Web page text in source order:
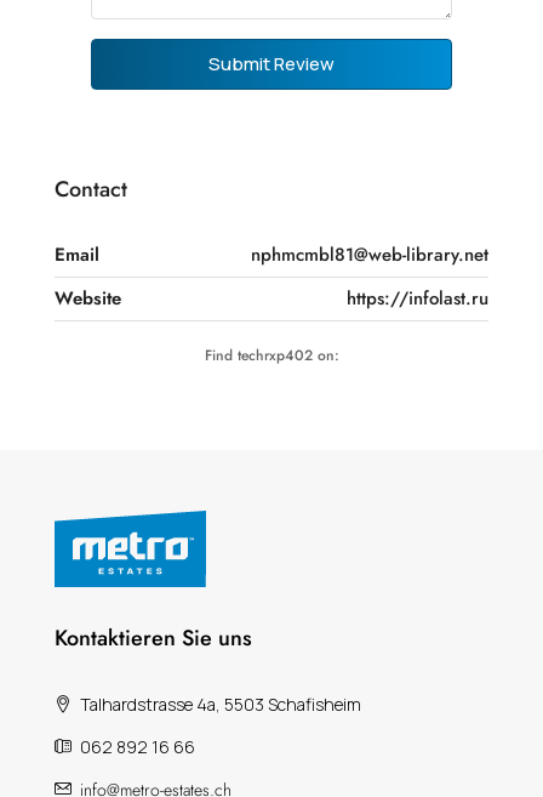
Submit Review
Contact
Email
nphmcmbl81@web-library.net
Website
https://infolast.ru
Find techrxp402 on:
Kontaktieren Sie uns
Talhardstrasse 4a, 5503 Schafisheim
062 892 16 66
info@metro-estates.ch